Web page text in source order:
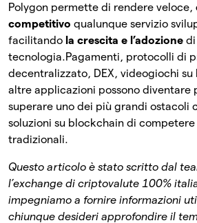
Polygon permette di rendere veloce,
competitivo qualunque servizio
facilitando la crescita e l’adozione di
tecnologia.Pagamenti, protocolli di
decentralizzato, DEX, videogiochi
altre applicazioni possono diventare
superare uno dei più grandi ostacoli
soluzioni su blockchain di
tradizionali.
Questo articolo è stato scritto dal
l’exchange di criptovalute 100%
impegniamo a fornire informazioni
chiunque desideri approfondire il